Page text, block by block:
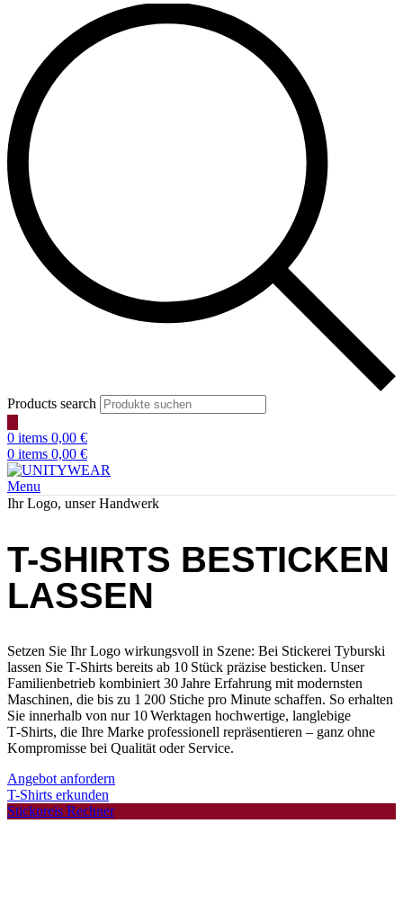
Products search
0 items 0,00 €
0 items 0,00 €
Menu
Ihr Logo, unser Handwerk
T-SHIRTS BESTICKEN
LASSEN
Setzen Sie Ihr Logo wirkungsvoll in Szene: Bei Stickerei Tyburski
lassen Sie T‑Shirts bereits ab 10 Stück präzise besticken. Unser
Familienbetrieb kombiniert 30 Jahre Erfahrung mit modernsten
Maschinen, die bis zu 1 200 Stiche pro Minute schaffen. So erhalten
Sie innerhalb von nur 10 Werktagen hochwertige, langlebige
T‑Shirts, die Ihre Marke professionell repräsentieren – ganz ohne
Kompromisse bei Qualität oder Service.
Angebot anfordern
T-Shirts erkunden
Stickpreis Rechner